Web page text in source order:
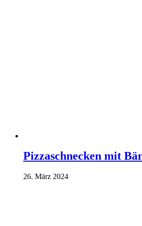
Pizzaschnecken mit
26. März 2024